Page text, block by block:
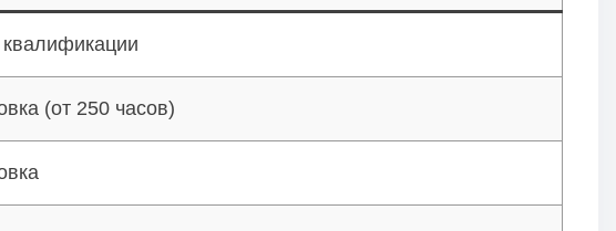
(от 250 часов)